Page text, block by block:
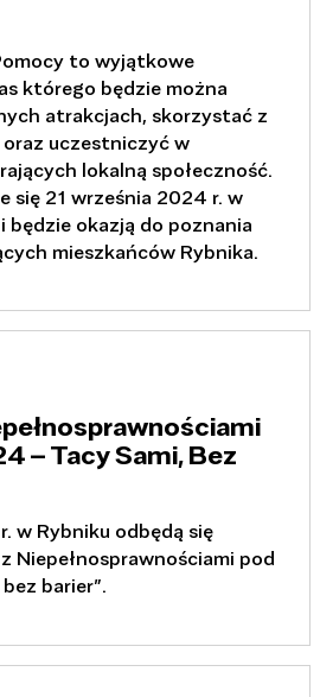
to wyjątkowe
którego będzie można
atrakcjach, skorzystać z
uczestniczyć w
lokalną społeczność.
się 21 września 2024 r. w
będzie okazją do poznania
mieszkańców Rybnika.
– Tacy Sami, Bez
w Rybniku odbędą się
Niepełnosprawnościami pod
bez barier”.